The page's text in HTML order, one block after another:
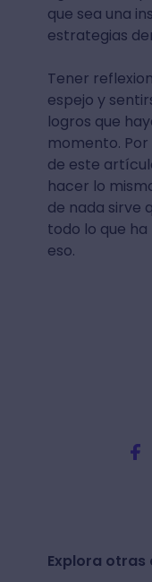
que sea una
estrategias
Tener
espejo y
logros que
momento.
de este
hacer lo
de nada sirve
todo lo que
eso.
Explora